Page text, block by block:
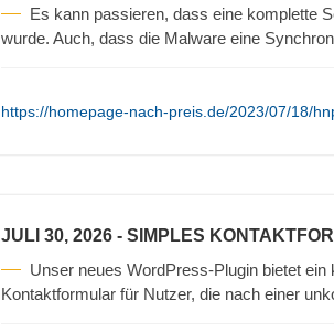
Es kann passieren, dass eine komplette
wurde. Auch, dass die Malware eine
https://homepage-nach-preis.de/2023/07/18/
JULI 30, 2026 - SIMPLES
Unser neues WordPress-Plugin bietet
Kontaktformular für Nutzer, die nach einer